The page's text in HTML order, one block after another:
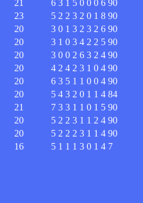
21 6 3 1 5 0 0 0 6 90
23 5 2 2 3 2 0 1 8 90
20 3 0 1 3 2 3 2 6 90
20 3 1 0 3 4 2 2 5 90
20 3 0 0 2 6 3 2 4 90
20 4 2 4 2 3 1 0 4 90
20 6 3 5 1 1 0 0 4 90
20 5 4 3 2 0 1 1 4 84
21 7 3 3 1 1 0 1 5 90
20 5 2 2 3 1 1 2 4 90
20 5 2 2 2 3 1 1 4 90
16 5 1 1 1 3 0 1 4 7